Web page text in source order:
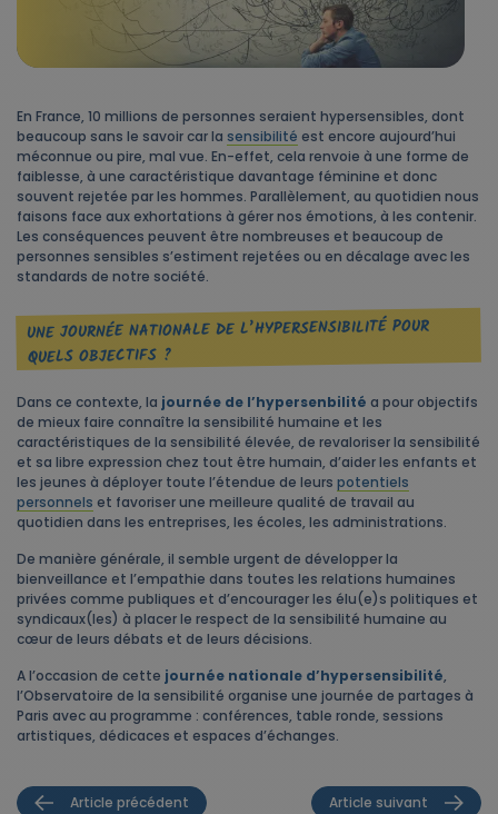
En France, 10 millions de personnes seraient hypersensibles, dont
beaucoup sans le savoir car la sensibilité est encore aujourd’hui
méconnue ou pire, mal vue. En-effet, cela renvoie à une forme de
faiblesse, à une caractéristique davantage féminine et donc
souvent rejetée par les hommes. Parallèlement, au quotidien nous
faisons face aux exhortations à gérer nos émotions, à les contenir.
Les conséquences peuvent être nombreuses et beaucoup de
personnes sensibles s’estiment rejetées ou en décalage avec les
standards de notre société.
UNE JOURNÉE NATIONALE DE L’HYPERSENSIBILITÉ POUR
QUELS OBJECTIFS ?
Dans ce contexte, la journée de l’hypersenbilité a pour objectifs
de mieux faire connaître la sensibilité humaine et les
caractéristiques de la sensibilité élevée, de revaloriser la sensibilité
et sa libre expression chez tout être humain, d’aider les enfants et
les jeunes à déployer toute l’étendue de leurs potentiels
personnels et favoriser une meilleure qualité de travail au
quotidien dans les entreprises, les écoles, les administrations.
De manière générale, il semble urgent de développer la
bienveillance et l’empathie dans toutes les relations humaines
privées comme publiques et d’encourager les élu(e)s politiques et
syndicaux(les) à placer le respect de la sensibilité humaine au
cœur de leurs débats et de leurs décisions.
A l’occasion de cette journée nationale d’hypersensibilité,
l’Observatoire de la sensibilité organise une journée de partages à
Paris avec au programme : conférences, table ronde, sessions
artistiques, dédicaces et espaces d’échanges.
Article précédent Article suivant